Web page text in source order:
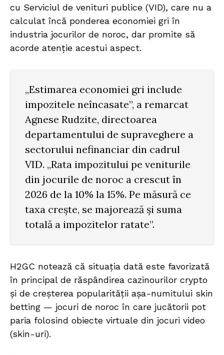
cu Serviciul de venituri publice (VID), care nu a
calculat încă ponderea economiei gri în
industria jocurilor de noroc, dar promite să
acorde atenție acestui aspect.
„Estimarea economiei gri include
impozitele neîncasate”, a remarcat
Agnese Rudzite, directoarea
departamentului de supraveghere a
sectorului nefinanciar din cadrul
VID. „Rata impozitului pe veniturile
din jocurile de noroc a crescut în
2026 de la 10% la 15%. Pe măsură ce
taxa crește, se majorează și suma
totală a impozitelor ratate”.
H2GC notează că situația dată este favorizată
în principal de răspândirea cazinourilor crypto
și de creșterea popularității așa-numitului skin
betting — jocuri de noroc în care jucătorii pot
paria folosind obiecte virtuale din jocuri video
(skin-uri).